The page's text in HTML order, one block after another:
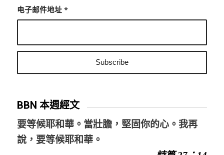
电子邮件地址 *
BBN 本週經文
要等候耶和華。當壯膽，堅固你的心。我再
說，要等候耶和華。